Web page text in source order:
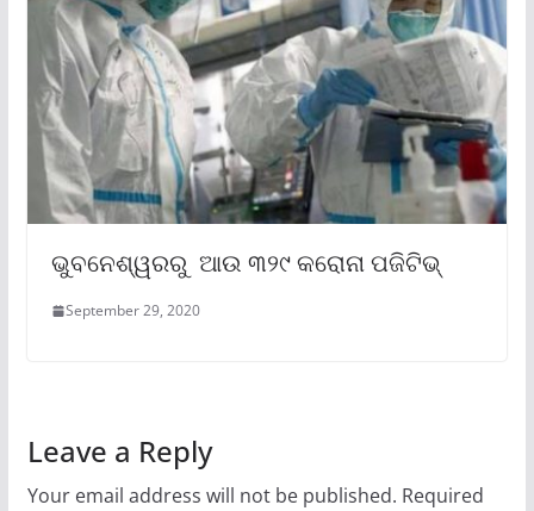
ଭୁବନେଶ୍ୱରରୁ ଆଉ ୩୨୯ କରୋନା ପଜିଟିଭ୍
September 29, 2020
Leave a Reply
Your email address will not be published. Required